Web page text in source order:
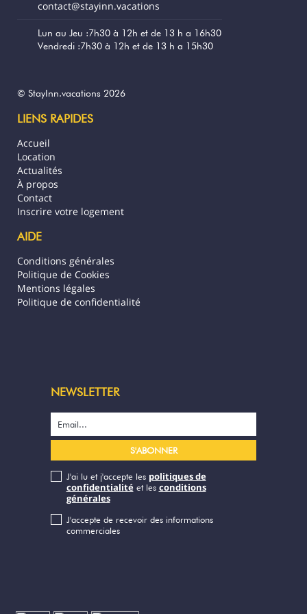
contact@stayinn.vacations
Lun au Jeu :7h30 à 12h et de 13 h a 16h30
Vendredi :7h30 à 12h et de 13 h a 15h30
© StayInn.vacations 2026
LIENS RAPIDES
Accueil
Location
Actualités
À propos
Contact
Inscrire votre logement
AIDE
Conditions générales
Politique de Cookies
Mentions légales
Politique de confidentialité
NEWSLETTER
J'ai lu et j'accepte les politiques de
confidentialitéet les conditions
générales
J'accepte de recevoir des informations
commerciales